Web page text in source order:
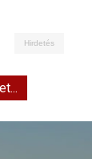
Hirdetés